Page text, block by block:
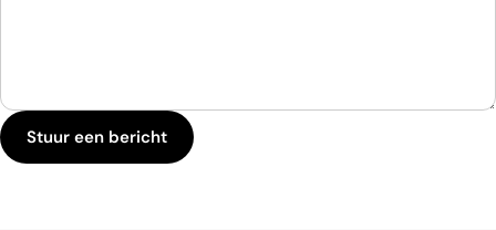
Stuur een bericht